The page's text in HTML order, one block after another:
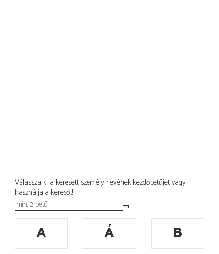
Válassza ki a keresett személy nevének kezdőbetűjét vagy
használja a keresőt!
A Á
B